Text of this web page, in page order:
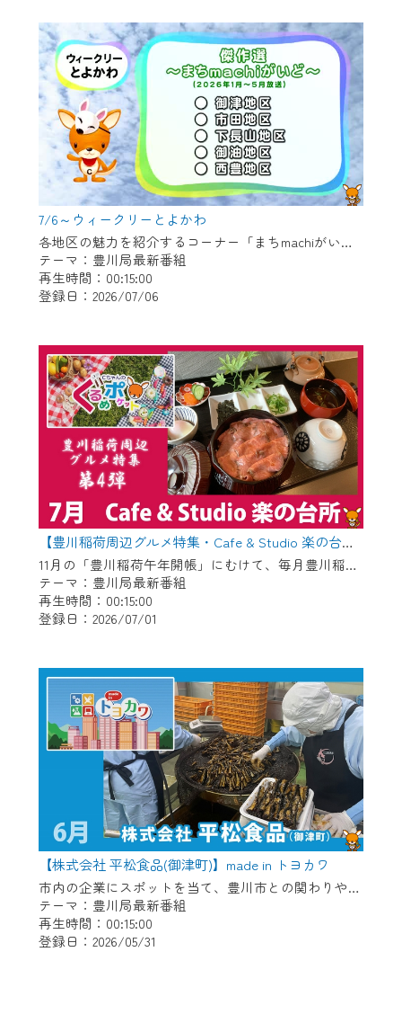
7/6～ウィークリーとよかわ
各地区の魅力を紹介するコーナー「まちmachiがいど」傑作選 〇御津地区 〇市田地区 〇下長山地区 〇御油地区 〇豊地区
テーマ：豊川局最新番組
再生時間：00:15:00
登録日：2026/07/06
【豊川稲荷周辺グルメ特集・Cafe & Studio 楽の台所】Cちゃんのぐるめポケット
11月の「豊川稲荷午年開帳」にむけて、毎月豊川稲荷周辺のグルメを紹介します！ 今回は昨年6月にオープンした管理栄養士がプロデュースするお店「Cafe & Studio 楽の台所」です。
テーマ：豊川局最新番組
再生時間：00:15:00
登録日：2026/07/01
【株式会社 平松食品(御津町)】made in トヨカワ
市内の企業にスポットを当て、豊川市との関わりや自慢の商品などを放送。 【紹介企業】株式会社 平松食品(御津町)
テーマ：豊川局最新番組
再生時間：00:15:00
登録日：2026/05/31